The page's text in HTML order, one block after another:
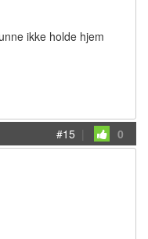
ikke holde hjem
#15 | 0